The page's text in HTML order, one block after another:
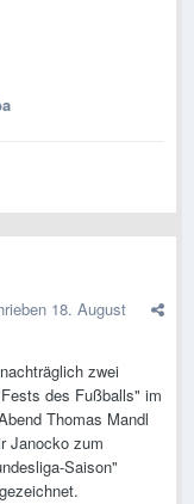
18. August
zwei
des Fußballs" im
Thomas Mandl
Janocko zum
Saison"